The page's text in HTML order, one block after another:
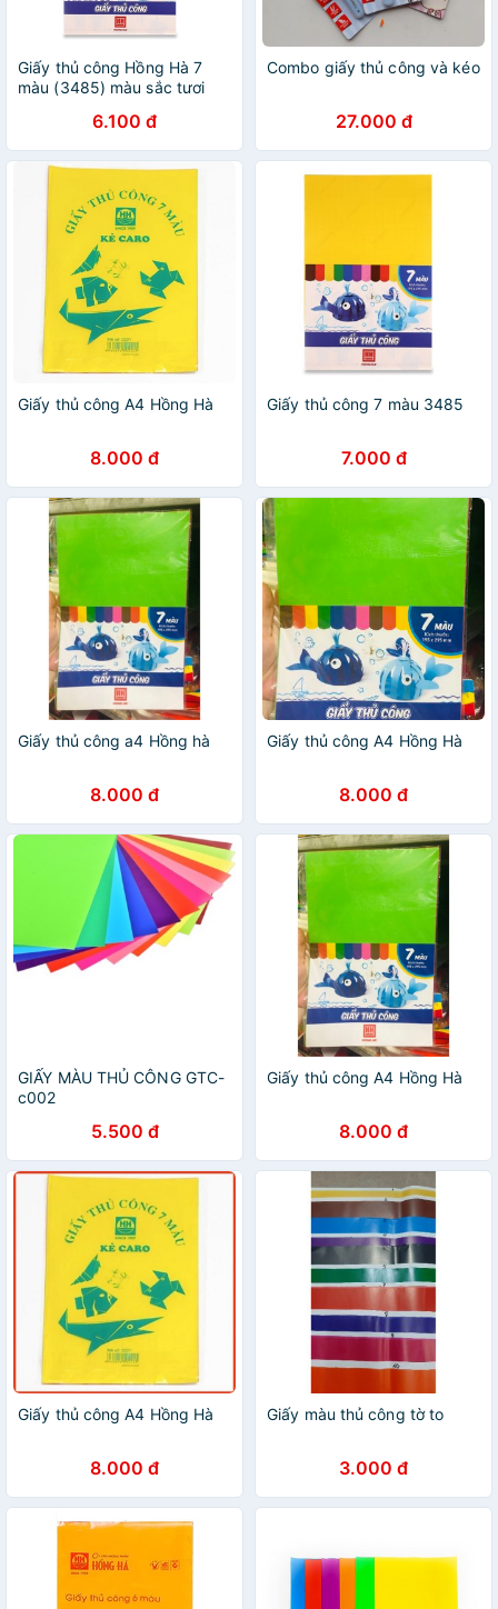
Giấy thủ công Hồng Hà 7
màu (3485) màu sắc tươi
học cắt dán hình thủ công.
6.100 đ
Combo giấy thủ công và kéo
27.000 đ
Giấy thủ công A4 Hồng Hà
8.000 đ
Giấy thủ công 7 màu 3485
7.000 đ
Giấy thủ công a4 Hồng hà
8.000 đ
Giấy thủ công A4 Hồng Hà
8.000 đ
GIẤY MÀU THỦ CÔNG GTC-
c002
5.500 đ
Giấy thủ công A4 Hồng Hà
8.000 đ
Giấy thủ công A4 Hồng Hà
8.000 đ
Giấy màu thủ công tờ to
3.000 đ